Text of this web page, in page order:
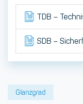
TDB –
SDB –
Glanzgrad